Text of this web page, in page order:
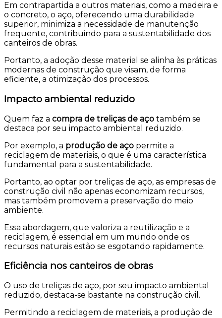
Em contrapartida a outros materiais, como a madeira e
o concreto, o aço, oferecendo uma durabilidade
superior, minimiza a necessidade de manutenção
frequente, contribuindo para a sustentabilidade dos
canteiros de obras.
Portanto, a adoção desse material se alinha às práticas
modernas de construção que visam, de forma
eficiente, a otimização dos processos.
Impacto ambiental reduzido
Quem faz a compra de treliças de aço também se
destaca por seu impacto ambiental reduzido.
Por exemplo, a produção de aço permite a
reciclagem de materiais, o que é uma característica
fundamental para a sustentabilidade.
Portanto, ao optar por treliças de aço, as empresas de
construção civil não apenas economizam recursos,
mas também promovem a preservação do meio
ambiente.
Essa abordagem, que valoriza a reutilização e a
reciclagem, é essencial em um mundo onde os
recursos naturais estão se esgotando rapidamente.
Eficiência nos canteiros de obras
O uso de treliças de aço, por seu impacto ambiental
reduzido, destaca-se bastante na construção civil.
Permitindo a reciclagem de materiais, a produção de